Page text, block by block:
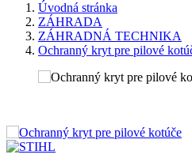
Úvodná stránka
ZÁHRADA
ZÁHRADNÁ TECHNIKA
Ochranný kryt pre pilové